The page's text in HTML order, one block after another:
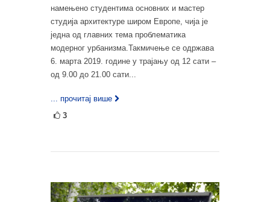
намењено студентима основних и мастер
студија архитектуре широм Европе, чија је
једна од главних тема проблематика
модерног урбанизма.Такмичење се одржава
6. марта 2019. године у трајању од 12 сати –
од 9.00 до 21.00 сати...
... прочитај више
3